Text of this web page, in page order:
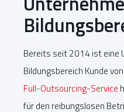
Bereits seit 2014 ist eine
Bildungsbereich Kunde
Full-Outsourcing-Service
für den reibungslosen